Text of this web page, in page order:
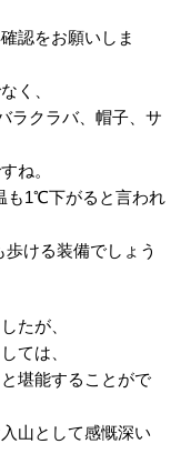
認をお願いしま
く、
ラクラバ、帽子、サ
ね。
も1℃下がると言われ
ける装備でしょう
たが、
ては、
堪能することがで
山として感慨深い